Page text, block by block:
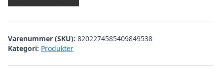
Varenummer (SKU): 8202274585409849538
Kategori: Produkter